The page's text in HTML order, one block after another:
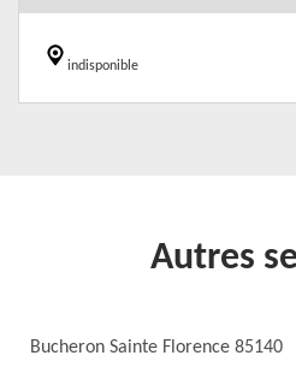
indisponible
Autres
Bucheron Sainte Florence 85140